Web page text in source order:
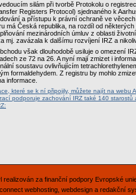
silám při tvorbě Protokolu o
Registers Protocol) sjednaného k
a přístupu k právní ochraně ve
má Česká republika, na rozdíl od
mezinárodních úmluv z oblasti
mj. zavázala k dalšímu rozvíjení IRZ a
však dlouhodobě usiluje o omezení
ze 72 na 26. A nyní mají zmizet i
soustavu ovlivňujícím
formaldehydem. Z registru by mohlo
informace.
které se k ní připojily, můžete najít na webu
podporuje zachování IRZ také 140 starostů
realizován za finanční podpory Evropské
webhosting webdesign a redakční